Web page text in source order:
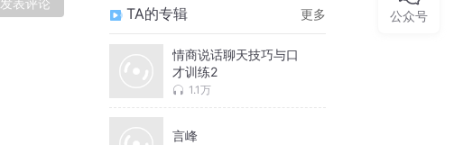
发表评论
TA的专辑 更多
情商说话聊天技巧与口
才训练2
1.1万
言峰
公众号